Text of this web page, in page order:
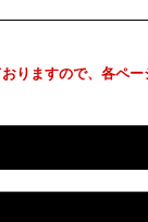
りますので、各ペ